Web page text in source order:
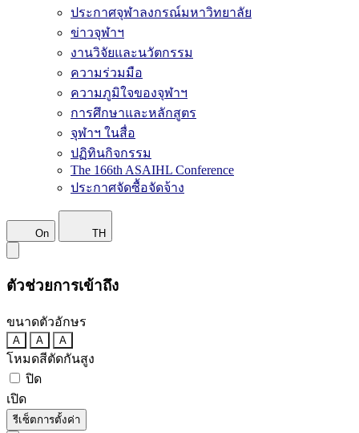
ประกาศจุฬาลงกรณ์มหาวิทยาลัย
ข่าวจุฬาฯ
งานวิจัยและนวัตกรรม
ความร่วมมือ
ความภูมิใจของจุฬาฯ
การศึกษาและหลักสูตร
จุฬาฯ ในสื่อ
ปฏิทินกิจกรรม
The 166th ASAIHL Conference
ประกาศจัดซื้อจัดจ้าง
On TH
ตัวช่วยการเข้าถึง
ขนาดตัวอักษร
A A A
โหมดสีตัดกันสูง
ปิด
เปิด
รีเซ็ตการตั้งค่า